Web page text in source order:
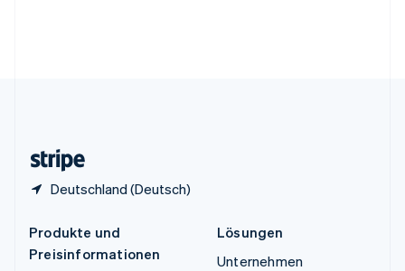
Deutschland (Deutsch)
Produkte und
Preisinformationen
Lösungen
Unternehmen